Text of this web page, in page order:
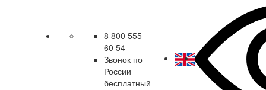
8 800 555
60 54
Звонок по
России
бесплатный